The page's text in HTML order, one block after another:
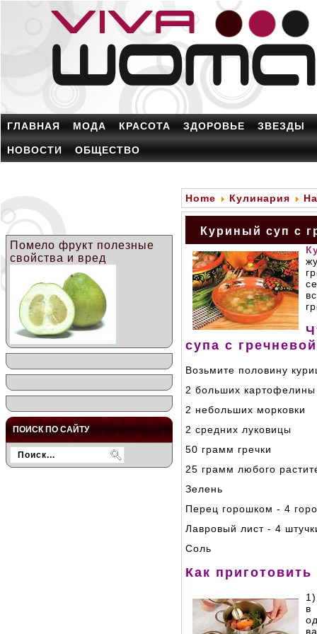
ГЛАВНАЯ МОДА КРАСОТА ЗДОРОВЬЕ ЗВЕЗДЫ
НОВОСТИ ОБЩЕСТВО
Помело фрукт полезные
свойства и вред
ПОИСК ПО САЙТУ
Home Кулинария
Куриный суп с
супа с
Возьмите половину
2 больших картофелины
2 небольших морковки
2 средних луковицы
50 грамм гречки
25 грамм любого
Зелень
Перец горошком - 4
Лавровый лист - 4
Соль
Как
в